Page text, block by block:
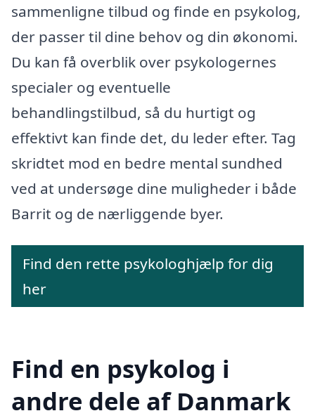
sammenligne tilbud og finde en psykolog,
der passer til dine behov og din økonomi.
Du kan få overblik over psykologernes
specialer og eventuelle
behandlingstilbud, så du hurtigt og
effektivt kan finde det, du leder efter. Tag
skridtet mod en bedre mental sundhed
ved at undersøge dine muligheder i både
Barrit og de nærliggende byer.
Find den rette psykologhjælp for dig
her
Find en psykolog i
andre dele af Danmark